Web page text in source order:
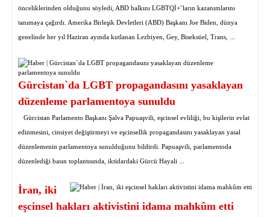
önceliklerinden olduğunu söyledi, ABD halkını LGBTQİ+’ların kazanımlarını
tanımaya çağırdı. Amerika Birleşik Devletleri (ABD) Başkanı Joe Biden, dünya
genelinde her yıl Haziran ayında kutlanan Lezbiyen, Gey, Biseksüel, Trans, ...
Gürcistan`da LGBT propagandasını yasaklayan
düzenleme parlamentoya sunuldu
Gürcistan Parlamento Başkanı Şalva Papuaşvili, eşcinsel evliliği, bu kişilerin evlat
edinmesini, cinsiyet değiştirmeyi ve eşcinsellik propagandasını yasaklayan yasal
düzenlemenin parlamentoya sunulduğunu bildirdi. Papuaşvili, parlamentoda
düzenlediği basın toplantısında, iktidardaki Gürcü Hayali ...
İran, iki
eşcinsel hakları aktivistini idama mahkûm etti